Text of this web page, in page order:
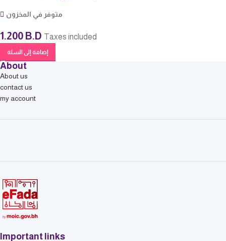
متوفر في المخزون
1.200 B.D Taxes included
إضافة إلى السلة
About
About us
contact us
my account
Important links